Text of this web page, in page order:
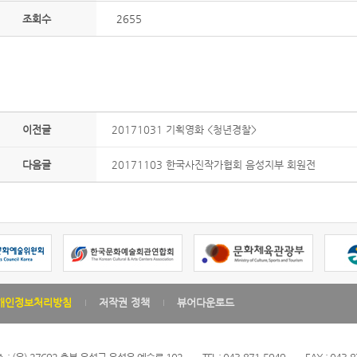
조회수 2655
이전글 20171031 기획영화 <청년경찰>
다음글 20171103 한국사진작가협회 음성지부 회원전
인정보처리방침 저작권 정책 뷰어다운로드